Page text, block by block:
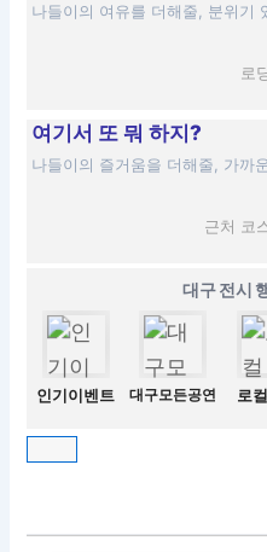
나들이의 여유를 더해줄, 분위기
로
여기서 또 뭐 하지?
나들이의 즐거움을 더해줄, 가까
근처 코
대구 전시
인기이벤트 대구모든공연 로